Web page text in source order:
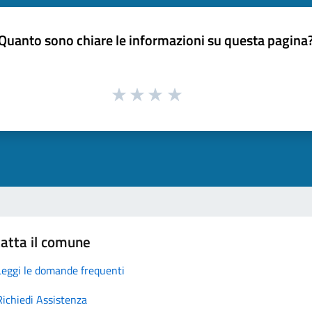
sono chiare le informazioni su questa
il comune
le domande frequenti
Assistenza